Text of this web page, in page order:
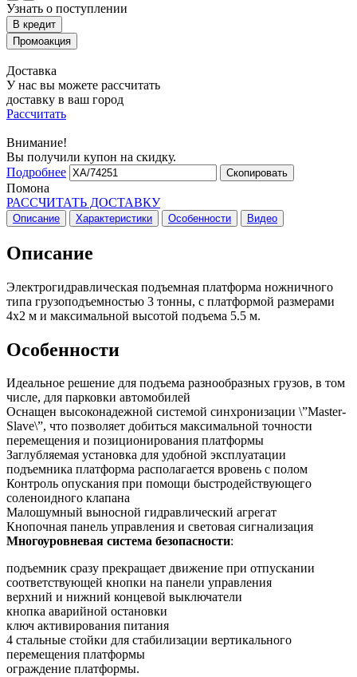
Узнать о поступлении
Доставка
У нас вы можете рассчитать
доставку в ваш город
Рассчитать
Внимание!
Вы получили купон на скидку.
Подробнее
Скопировать
Помона
РАССЧИТАТЬ ДОСТАВКУ
Описание Характеристики Особенности Видео
Описание
Электрогидравлическая подъемная платформа ножничного
типа грузоподъемностью 3 тонны, с платформой размерами
4х2 м и максимальной высотой подъема 5.5 м.
Особенности
Идеальное решение для подъема разнообразных грузов, в том
числе, для парковки автомобилей
Оснащен высоконадежной системой синхронизации \”Master-
Slave\”, что позволяет добиться максимальной точности
перемещения и позиционирования платформы
Заглубляемая установка для удобной эксплуатации
подъемника платформа располагается вровень с полом
Контроль опускания при помощи быстродействующего
соленоидного клапана
Малошумный выносной гидравлический агрегат
Кнопочная панель управления и световая сигнализация
Многоуровневая система безопасности:
подъемник сразу прекращает движение при отпускании
соответствующей кнопки на панели управления
верхний и нижний концевой выключатели
кнопка аварийной остановки
ключ активирования питания
4 стальные стойки для стабилизации вертикального
перемещения платформы
ограждение платформы.